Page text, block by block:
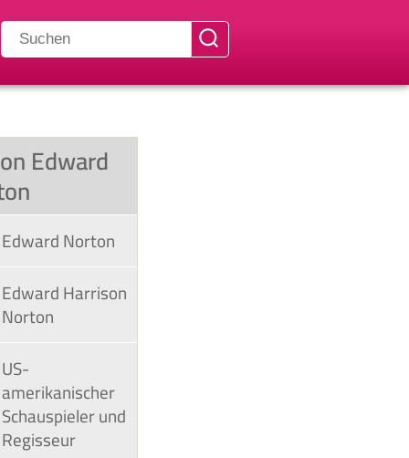
Edward
Edward Norton
Edward Harrison
Norton
US-
amerikanischer
Schauspieler und
Regisseur